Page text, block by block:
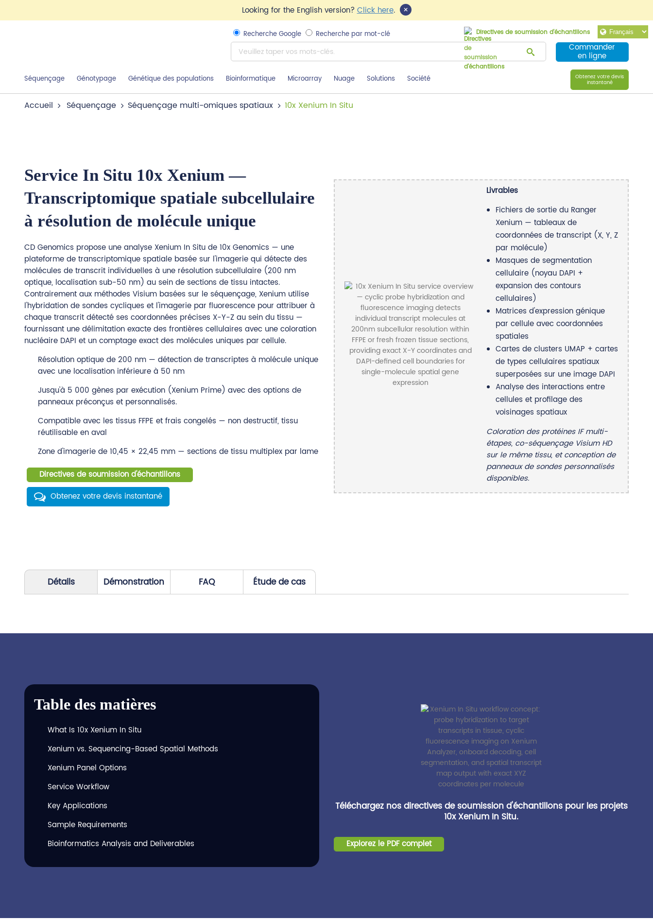
Looking for the English version?Click here. ×
Directives de soumission d'échantillons
Recherche Google Recherche par mot-clé
Commander
en ligne
Séquençage Génotypage Génétique des populations Bioinformatique Microarray Nuage Solutions Société Obtenez votre devis
instantané
Accueil Séquençage Séquençage multi-omiques spatiaux 10x Xenium In Situ
Service In Situ 10x Xenium —
Transcriptomique spatiale subcellulaire
à résolution de molécule unique
CD Genomics propose une analyse Xenium In Situ de 10x Genomics — une
plateforme de transcriptomique spatiale basée sur l'imagerie qui détecte des
molécules de transcrit individuelles à une résolution subcellulaire (200 nm
optique, localisation sub-50 nm) au sein de sections de tissu intactes.
Contrairement aux méthodes Visium basées sur le séquençage, Xenium utilise
l'hybridation de sondes cycliques et l'imagerie par fluorescence pour attribuer à
chaque transcrit détecté ses coordonnées précises X-Y-Z au sein du tissu —
fournissant une délimitation exacte des frontières cellulaires avec une coloration
nucléaire DAPI et un comptage exact des molécules uniques par cellule.
Résolution optique de 200 nm — détection de transcriptes à molécule unique
avec une localisation inférieure à 50 nm
Jusqu'à 5 000 gènes par exécution (Xenium Prime) avec des options de
panneaux préconçus et personnalisés.
Compatible avec les tissus FFPE et frais congelés — non destructif, tissu
réutilisable en aval
Zone d'imagerie de 10,45 × 22,45 mm — sections de tissu multiplex par lame
Directives de soumission d'échantillons
Obtenez votre devis instantané
Livrables
Fichiers de sortie du Ranger
Xenium — tableaux de
coordonnées de transcript (X, Y, Z
par molécule)
Masques de segmentation
cellulaire (noyau DAPI +
expansion des contours
cellulaires)
Matrices d'expression génique
par cellule avec coordonnées
spatiales
Cartes de clusters UMAP + cartes
de types cellulaires spatiaux
superposées sur une image DAPI
Analyse des interactions entre
cellules et profilage des
voisinages spatiaux
Coloration des protéines IF multi-
étapes, co-séquençage Visium HD
sur le même tissu, et conception de
panneaux de sondes personnalisés
disponibles.
Détails Démonstration FAQ Étude de cas
Table des matières
What Is 10x Xenium In Situ
Xenium vs. Sequencing-Based Spatial Methods
Xenium Panel Options
Service Workflow
Key Applications
Sample Requirements
Bioinformatics Analysis and Deliverables
Téléchargez nos directives de soumission d'échantillons pour les projets
10x Xenium In Situ.
Explorez le PDF complet